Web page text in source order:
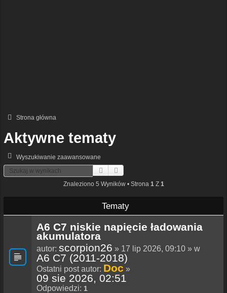
Strona główna
Aktywne tematy
Wyszukiwanie zaawansowane
Szukaj
Znaleziono 5 Wyników • Strona 1 Z 1
Tematy
A6 C7 niskie napięcie ładowania
akumulatora
autor: scorpion26 » 17 lip 2026, 09:10 » w
A6 C7 (2011-2018)
Ostatni post autor: Doc »
09 sie 2026, 02:51
Odpowiedzi: 1